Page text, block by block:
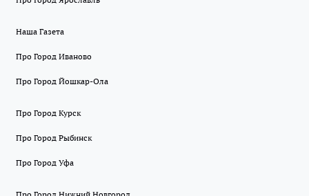
Наша Газета
Про Город Иваново
Про Город Йошкар-Ола
Про Город Курск
Про Город Рыбинск
Про Город Уфа